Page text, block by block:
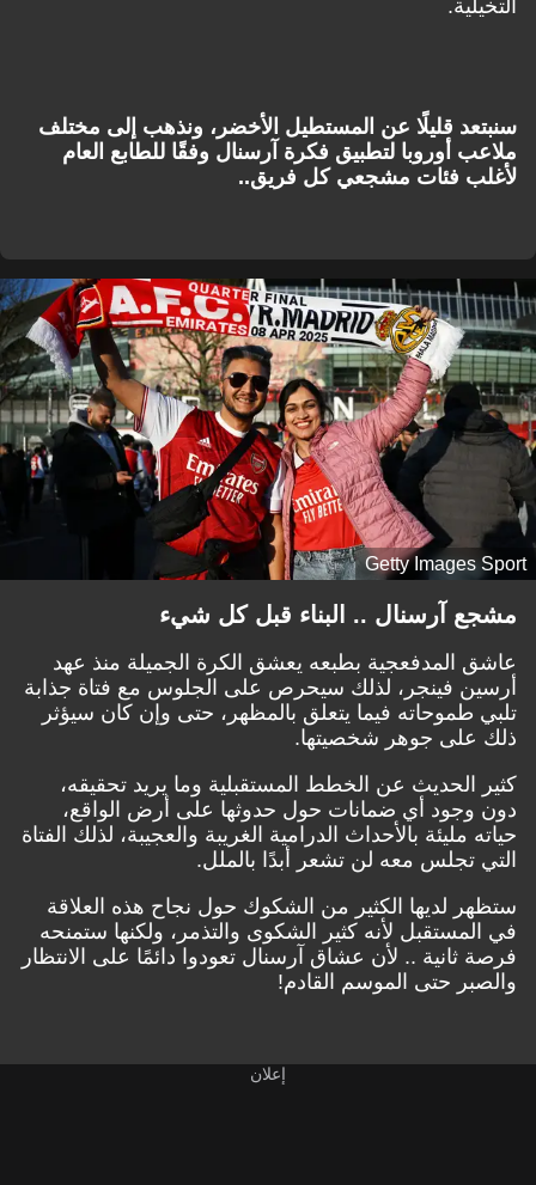
التخيلية.
سنبتعد قليلًا عن المستطيل الأخضر، ونذهب إلى مختلف
ملاعب أوروبا لتطبيق فكرة آرسنال وفقًا للطابع العام
لأغلب فئات مشجعي كل فريق..
Getty Images Sport
مشجع آرسنال .. البناء قبل كل شيء
عاشق المدفعجية بطبعه يعشق الكرة الجميلة منذ عهد
أرسين فينجر، لذلك سيحرص على الجلوس مع فتاة جذابة
تلبي طموحاته فيما يتعلق بالمظهر، حتى وإن كان سيؤثر
ذلك على جوهر شخصيتها.
كثير الحديث عن الخطط المستقبلية وما يريد تحقيقه،
دون وجود أي ضمانات حول حدوثها على أرض الواقع،
حياته مليئة بالأحداث الدرامية الغريبة والعجيبة، لذلك الفتاة
التي تجلس معه لن تشعر أبدًا بالملل.
ستظهر لديها الكثير من الشكوك حول نجاح هذه العلاقة
في المستقبل لأنه كثير الشكوى والتذمر، ولكنها ستمنحه
فرصة ثانية .. لأن عشاق آرسنال تعودوا دائمًا على الانتظار
والصبر حتى الموسم القادم!
إعلان